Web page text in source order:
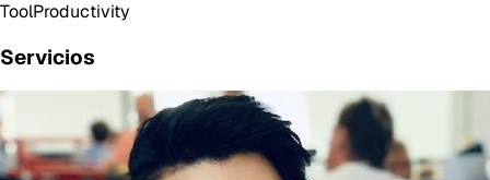
ToolProductivity
Servicios